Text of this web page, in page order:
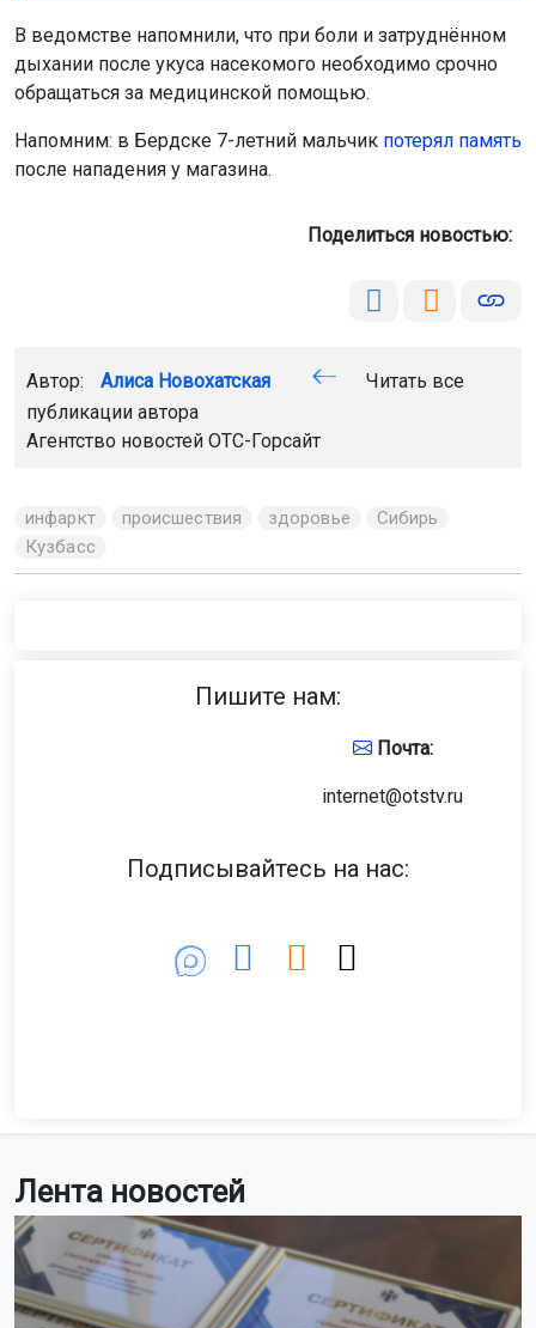
Лента новостей
В ведомстве напомнили, что при боли и затруднённом
дыхании после укуса насекомого необходимо срочно
обращаться за медицинской помощью.
Напомним: в Бердске 7-летний мальчик потерял память
после нападения у магазина.
Поделиться новостью:
Автор: Алиса Новохатская
Читать все
публикации автора
Агентство новостей ОТС-Горсайт
инфаркт происшествия здоровье
Сибирь
Кузбасс
Пишите нам:
Почта:
internet@otstv.ru
Подписывайтесь на нас: